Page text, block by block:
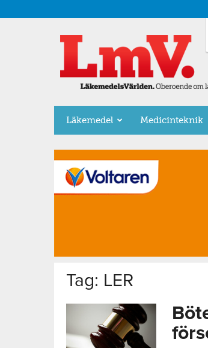
LäkemedelsVärlden
Läkemedel Medicinteknik
Tag: LER